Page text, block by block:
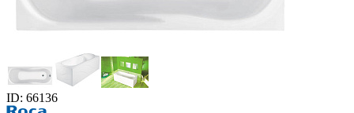
ID: 66136